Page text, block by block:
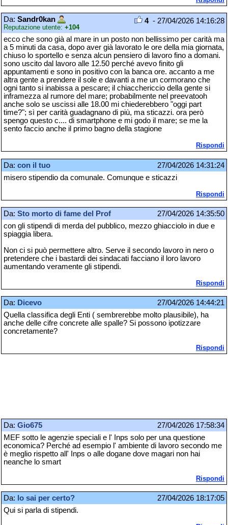
Da: Sandr0kan
Reputazione utente: +104
4- 27/04/2026 14:16:28
ecco che sono già al mare in un posto non bellissimo per carità ma
a 5 minuti da casa, dopo aver già lavorato le ore della mia giornata,
chiuso lo sportello e senza alcun pensiero di lavoro fino a domani.
sono uscito dal lavoro alle 12.50 perché avevo finito gli
appuntamenti e sono in positivo con la banca ore. accanto a me
altra gente a prendere il sole e davanti a me un cormorano che
ogni tanto si inabissa a pescare; il chiacchericcio della gente si
inframezza al rumore del mare; probabilmente nel preevatooh
anche solo se uscissi alle 18.00 mi chiederebbero "oggi part
time?"; sì per carità guadagnano di più, ma sticazzi. ora però
spengo questo c.... di smartphone e mi godo il mare; se me la
sento faccio anche il primo bagno della stagione
Rispondi
Da: con il tuo
27/04/2026 14:31:24
misero stipendio da comunale. Comunque e sticazzi
Rispondi
Da: Sto morto di fame del Prof
27/04/2026 14:35:50
con gli stipendi di merda del pubblico, mezzo ghiacciolo in due e
spiaggia libera.
Non ci si può permettere altro. Serve il secondo lavoro in nero o
pretendere che i bastardi dei sindacati facciano il loro lavoro
aumentando veramente gli stipendi.
Rispondi
Da: Dicevo
27/04/2026 14:44:21
Quella classifica degli Enti ( sembrerebbe molto plausibile), ha
anche delle cifre concrete alle spalle? Si possono ipotizzare
concretamente?
Rispondi
Da: Gio675
27/04/2026 17:58:34
MEF sotto le agenzie speciali e l' Inps solo per una questione
economica? Perché ad esempio l' ambiente di lavoro secondo me
è meglio rispetto all' Inps o alle dogane dove magari non hai
neanche lo smart
Rispondi
Da: lo sai per certo?
27/04/2026 18:17:05
Qui si parla di stipendi.